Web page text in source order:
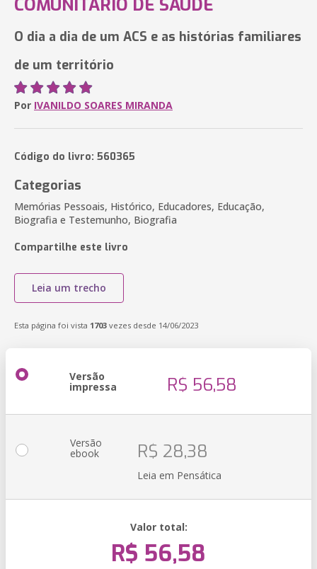
COMUNITÁRIO DE SAÚDE
O dia a dia de um ACS e as histórias familiares
de um território
Por IVANILDO SOARES MIRANDA
Código do livro: 560365
Categorias
Memórias Pessoais, Histórico, Educadores, Educação,
Biografia e Testemunho, Biografia
Compartilhe este livro
Leia um trecho
Esta página foi vista 1703 vezes desde 14/06/2023
Versão
impressa R$ 56,58
Versão
ebook R$ 28,38
Leia em Pensática
Valor total:
R$ 56,58